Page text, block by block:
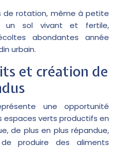
de rotation, même à petite
un sol vivant et fertile,
abondantes année
urbain.
et création de
une opportunité
espaces verts productifs en
de plus en plus répandue,
produire des aliments